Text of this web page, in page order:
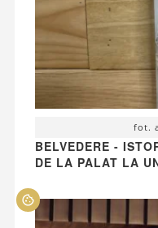
fot.
BELVEDERE -
DE LA PALAT LA